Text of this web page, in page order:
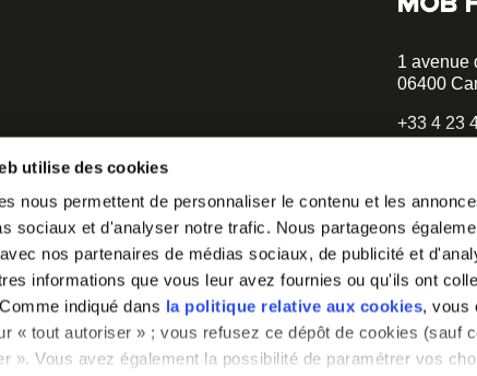
utilise des cookies
nous permettent de personnaliser le contenu et les
sociaux et d'analyser notre trafic. Nous partageons
nos partenaires de médias sociaux, de publicité et
informations que vous leur avez fournies ou qu'ils ont
indiqué dans la politique relative aux cookies, vous
« tout autoriser » ; vous refusez ce dépôt de cookies (sauf
». Vous avez également la possibilité de paramétrer vos
movement
and belong to our
we will tell you how to
1 avenue
06400
+33 4 23